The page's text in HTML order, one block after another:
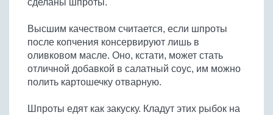
Бобовые
Яйца
Крупы
сделаны шпроты.
Высшим качеством считается, если шпроты
после копчения консервируют лишь в
оливковом масле. Оно, кстати, может стать
отличной добавкой в салатный соус, им можно
полить картошечку отварную.
Шпроты едят как закуску. Кладут этих рыбок на